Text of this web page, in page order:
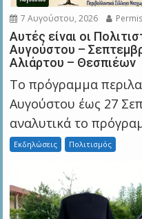
7 Αυγούστου, 2026
Αυτές είναι οι
Αυγούστου –
Αλιάρτου – Θεσπιέων
Το πρόγραμμα
Αυγούστου έως 27
αναλυτικά το
Εκδηλώσεις Πολιτισμός